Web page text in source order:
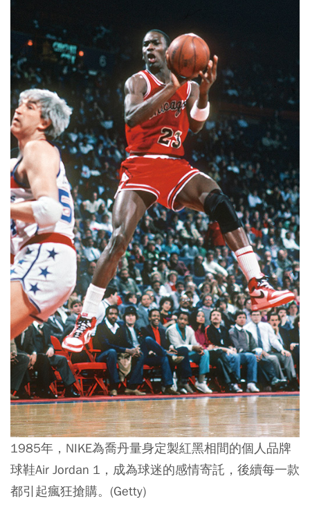
1985年，NIKE為喬丹量身定製紅黑相間的個人品牌
球鞋Air Jordan 1，成為球迷的感情寄託，後續每一款
都引起瘋狂搶購。(Getty)